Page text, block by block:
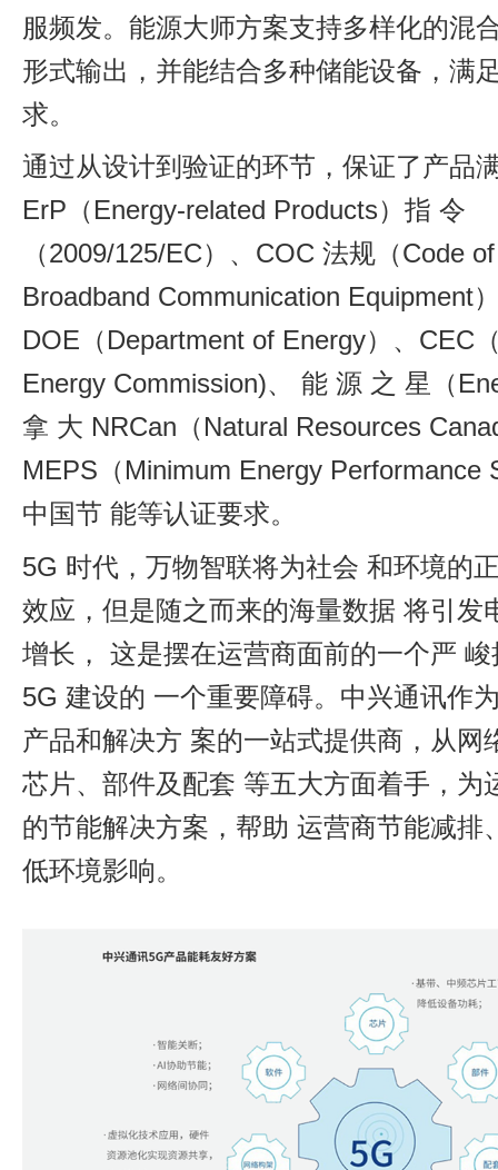
服频发。能源大师方案支持多样化的混
形式输出，并能结合多种储能设备，满
求。
通过从设计到验证的环节，保证了产品
ErP（Energy-related Products）指 令
（2009/125/EC）、COC 法规（Code
Broadband Communication Equipment
DOE（Department of Energy）、CEC
Energy Commission)、 能 源 之 星（
拿 大 NRCan（Natural Resources
MEPS（Minimum Energy Performance
中国节 能等认证要求。
5G 时代，万物智联将为社会 和环境的
效应，但是随之而来的海量数据 将引发
增长， 这是摆在运营商面前的一个严
5G 建设的 一个重要障碍。中兴通讯作
产品和解决方 案的一站式提供商，从网
芯片、部件及配套 等五大方面着手，为
的节能解决方案，帮助 运营商节能减排
低环境影响。